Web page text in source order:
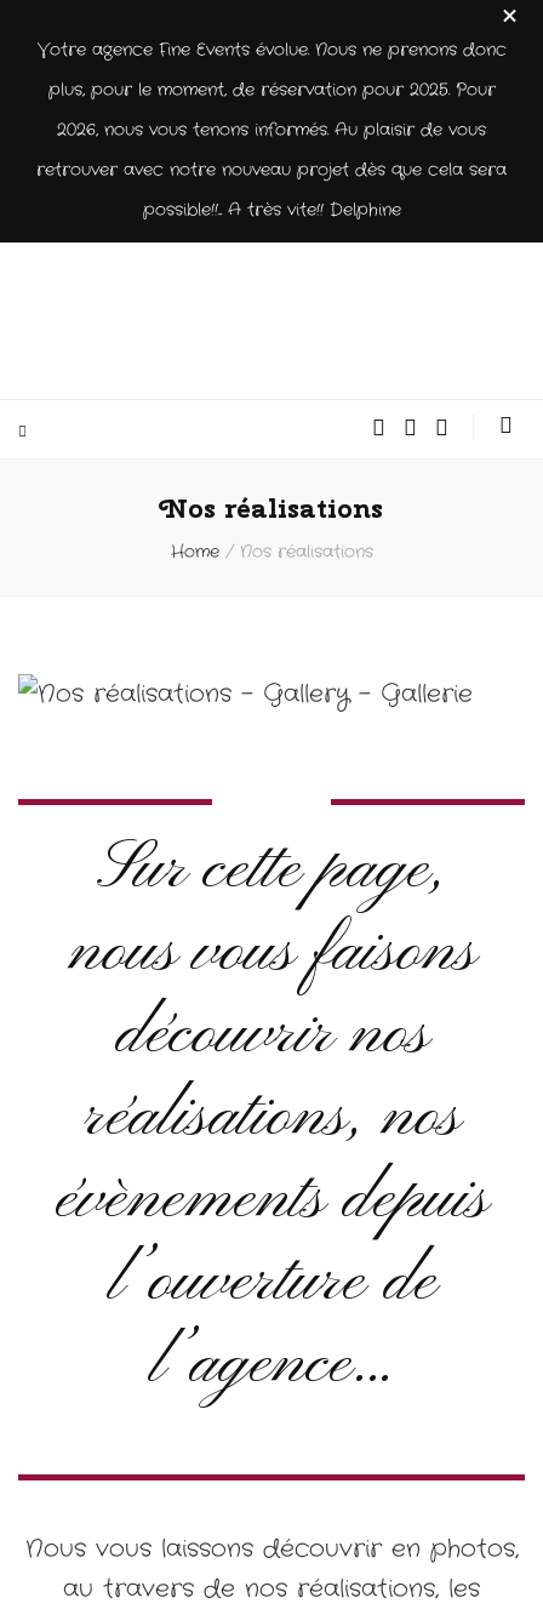
Votre agence Fine Events évolue. Nous ne prenons donc
plus, pour le moment, de réservation pour 2025. Pour
2026, nous vous tenons informés. Au plaisir de vous
retrouver avec notre nouveau projet dès que cela sera
possible!!... A très vite!! Delphine
Nos réalisations
Home / Nos réalisations
Sur cette page,
nous vous faisons
découvrir nos
réalisations, nos
évènements depuis
l’ouverture de
l’agence…
Nous vous laissons découvrir en photos,
au travers de nos réalisations, les